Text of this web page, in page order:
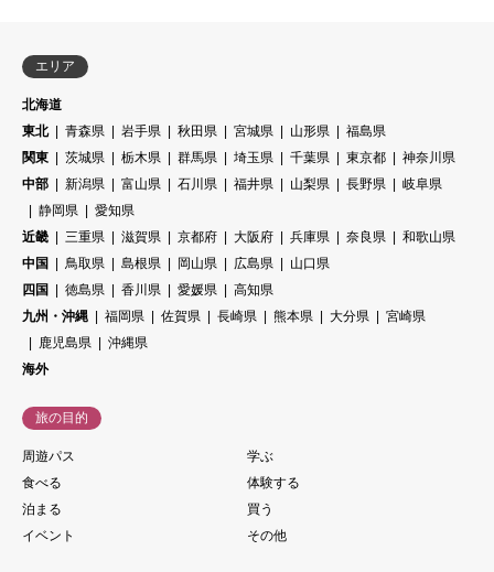
エリア
北海道
東北
青森県 岩手県 秋田県 宮城県 山形県
福島県
関東
茨城県 栃木県 群馬県 埼玉県 千葉県 東京都
神奈川県
中部
新潟県 富山県 石川県 福井県 山梨県 長野県
岐阜県
静岡県
愛知県
近畿
三重県 滋賀県 京都府 大阪府 兵庫県 奈良県
和歌山県
中国
鳥取県 島根県 岡山県 広島県
山口県
四国
徳島県 香川県 愛媛県
高知県
九州・沖縄
福岡県 佐賀県 長崎県 熊本県 大分県
宮崎県
鹿児島県
沖縄県
海外
旅の目的
周遊パス
学ぶ
食べる
体験する
泊まる
買う
イベント
その他